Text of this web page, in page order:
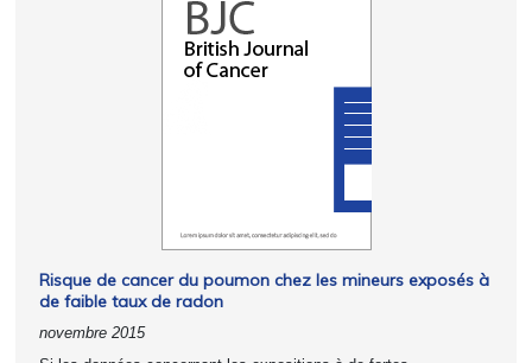
Risque de cancer du poumon chez les mineurs exposés à
de faible taux de radon
novembre 2015